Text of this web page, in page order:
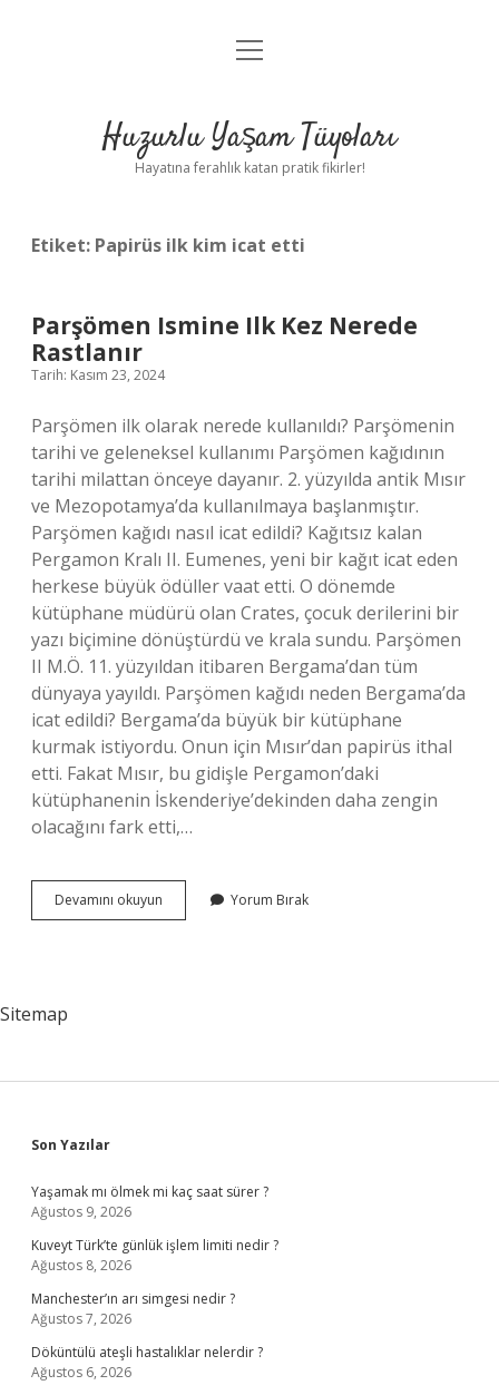
Anasayfa
Yasal Uyarı
menüyü
Huzurlu Yaşam Tüyoları
Hayatına ferahlık katan pratik fikirler!
Etiket: Papirüs ilk kim icat etti
Parşömen Ismine Ilk Kez Nerede
Rastlanır
Tarih: Kasım 23, 2024
Parşömen ilk olarak nerede kullanıldı? Parşömenin
tarihi ve geleneksel kullanımı Parşömen kağıdının
tarihi milattan önceye dayanır. 2. yüzyılda antik Mısır
ve Mezopotamya’da kullanılmaya başlanmıştır.
Parşömen kağıdı nasıl icat edildi? Kağıtsız kalan
Pergamon Kralı II. Eumenes, yeni bir kağıt icat eden
herkese büyük ödüller vaat etti. O dönemde
kütüphane müdürü olan Crates, çocuk derilerini bir
yazı biçimine dönüştürdü ve krala sundu. Parşömen
II M.Ö. 11. yüzyıldan itibaren Bergama’dan tüm
dünyaya yayıldı. Parşömen kağıdı neden Bergama’da
icat edildi? Bergama’da büyük bir kütüphane
kurmak istiyordu. Onun için Mısır’dan papirüs ithal
etti. Fakat Mısır, bu gidişle Pergamon’daki
kütüphanenin İskenderiye’dekinden daha zengin
olacağını fark etti,…
Devamını okuyun Parşömen
Ismine
Yorum Bırak
Sitemap
Sidebar
Son Yazılar
Yaşamak mı ölmek mi kaç saat sürer ?
Ağustos 9, 2026
Kuveyt Türk’te günlük işlem limiti nedir ?
Ağustos 8, 2026
Manchester’ın arı simgesi nedir ?
Ağustos 7, 2026
Döküntülü ateşli hastalıklar nelerdir ?
Ağustos 6, 2026